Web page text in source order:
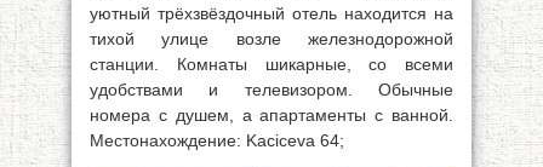
уютный трёхзвёздочный отель находится на
тихой улице возле железнодорожной
станции. Комнаты шикарные, со всеми
удобствами и телевизором. Обычные
номера с душем, а апартаменты с ванной.
Местонахождение: Kaciceva 64;